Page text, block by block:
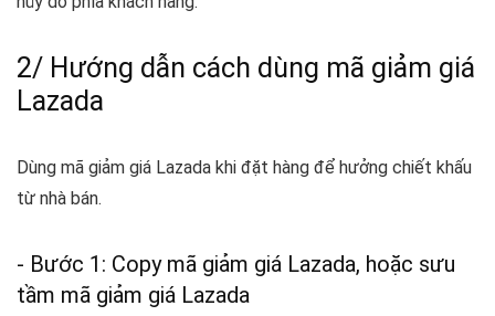
2/ Hướng dẫn cách dùng mã giảm giá
Lazada
Dùng mã giảm giá Lazada khi đặt hàng để hưởng chiết khấu
từ nhà bán.
- Bước 1: Copy mã giảm giá Lazada, hoặc sưu
tầm mã giảm giá Lazada